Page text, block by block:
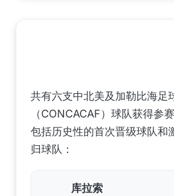
共有六支中北美及加勒比海足
（CONCACAF）球队获得参
包括历史性的首次晋级球队和
归球队：
库拉索